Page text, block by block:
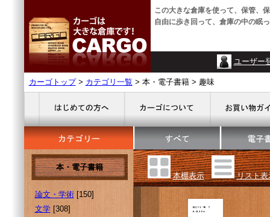
この大きな倉庫を使って、保管、
自由に歩き回って、倉庫の中の眠
ユーザー
カーゴトップ> カテゴリ一覧 > 本・電子書籍 > 趣味
本・電子書籍
論文・学術[150]
文学[308]
本棚表示 リスト表